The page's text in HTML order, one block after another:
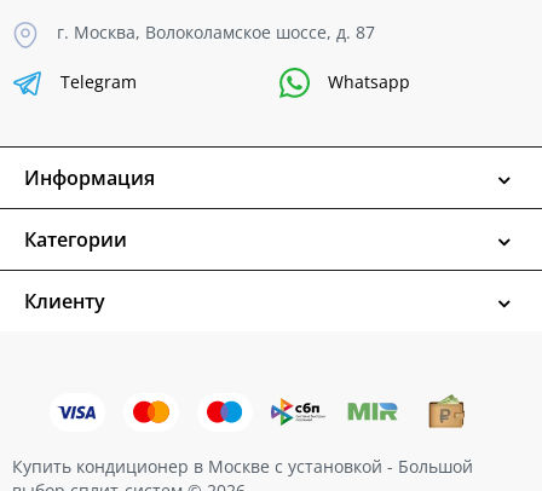
г. Москва, Волоколамское шоссе, д. 87
Telegram Whatsapp
Информация
Категории
Клиенту
Купить кондиционер в Москве с установкой - Большой